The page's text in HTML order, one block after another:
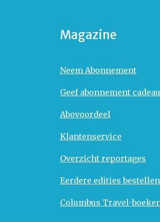
Magazine
Neem Abonnement
Geef abonnement cadeau
Abovoordeel
Klantenservice
Overzicht reportages
Eerdere edities bestellen
Columbus Travel-